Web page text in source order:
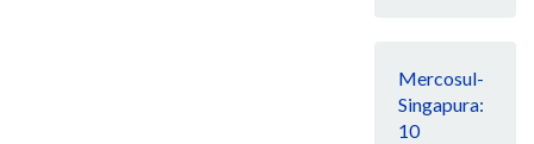
Mercosul-
Singapura:
10